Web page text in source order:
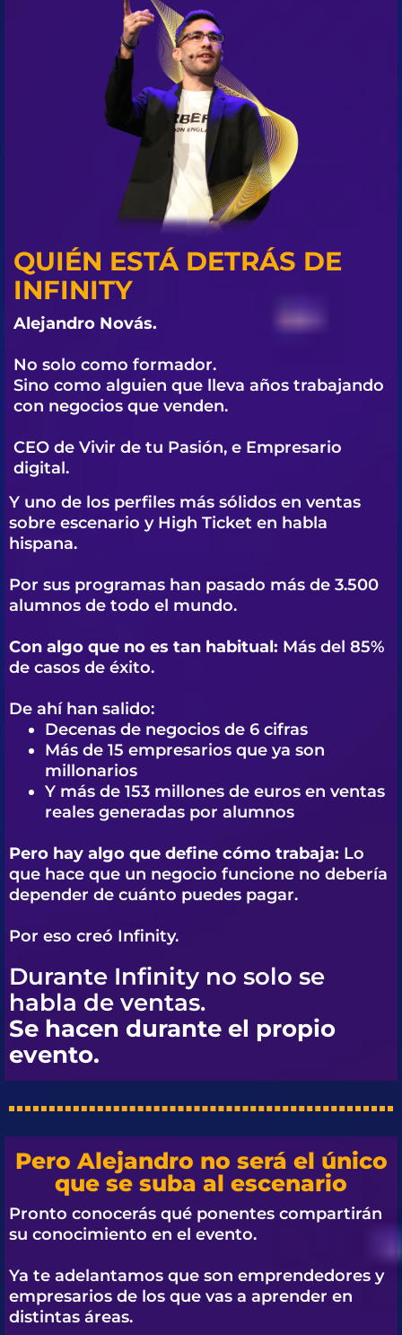
QUIÉN ESTÁ DETRÁS DE
INFINITY
Alejandro Novás.
No solo como formador.
Sino como alguien que lleva años trabajando
con negocios que venden.
CEO de Vivir de tu Pasión, e Empresario
digital.
Y uno de los perfiles más sólidos en ventas
sobre escenario y High Ticket en habla
hispana.
Por sus programas han pasado más de 3.500
alumnos de todo el mundo.
Con algo que no es tan habitual: Más del 85%
de casos de éxito.
De ahí han salido:
Decenas de negocios de 6 cifras
Más de 15 empresarios que ya son
millonarios
Y más de 153 millones de euros en ventas
reales generadas por alumnos
Pero hay algo que define cómo trabaja: Lo
que hace que un negocio funcione no debería
depender de cuánto puedes pagar.
Por eso creó Infinity.
Durante Infinity no solo se
habla de ventas.
Se hacen durante el propio
evento.
Pero Alejandro no será el único
que se suba al escenario
Pronto conocerás qué ponentes compartirán
su conocimiento en el evento.
Ya te adelantamos que son emprendedores y
empresarios de los que vas a aprender en
distintas áreas.